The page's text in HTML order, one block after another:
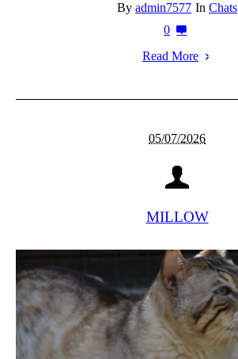
By admin7577 In Chats
0
Read More
05/07/2026
MILLOW